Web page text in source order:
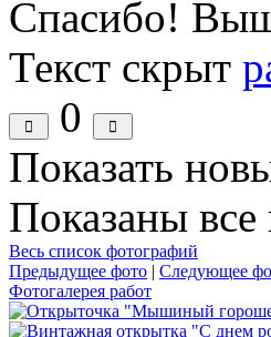
Спасибо!
Текст скрыт
0
Показать
Показаны
Весь список фотографий
Предыдущее фото | Следующее
Фотогалерея работ